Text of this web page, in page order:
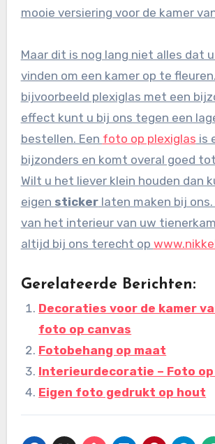
mooie versiering voor de kamer
Maar dit is nog lang niet alles dat
vinden om een kamer op te
bijvoorbeeld plexiglas met een
effect kunt u bij ons tegen een
bestellen. Een foto op plexiglas is
bijzonders en komt overal goed
Wilt u het liever klein houden dan
eigen stickerlaten maken bij ons.
van het interieur van uw
altijd bij ons terecht op
Gerelateerde Berichten:
Decoraties voor de kamer
foto op canvas
Fotobehang op maat
Interieurdecoratie – Foto
Eigen foto gedrukt op hout